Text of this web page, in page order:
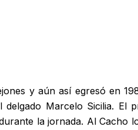
y aún así egresó en
Marcelo Sicilia. El
la jornada. Al Cacho